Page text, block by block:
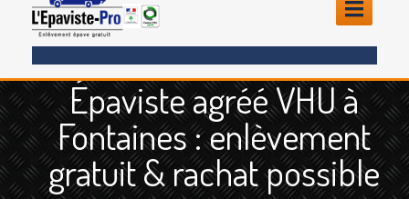
ENLÈVEMENTÉPAVE
Quoi?
Scooteret Moto
Épaviste agréé VHU à
Fontaines : enlèvement
gratuit & rachat possible